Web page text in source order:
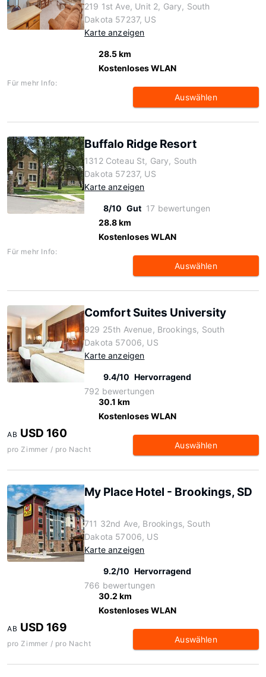
219 1st Ave, Unit 2, Gary, South
Dakota 57237, US
Karte anzeigen
28.5 km
Kostenloses WLAN
Für mehr Info:
Auswählen
Buffalo Ridge Resort
1312 Coteau St, Gary, South
Dakota 57237, US
Karte anzeigen
8/10 Gut 17 bewertungen
28.8 km
Kostenloses WLAN
Für mehr Info:
Auswählen
Comfort Suites University
929 25th Avenue, Brookings, South
Dakota 57006, US
Karte anzeigen
9.4/10 Hervorragend
792 bewertungen
30.1 km
Kostenloses WLAN
AB USD 160
pro Zimmer / pro Nacht Auswählen
My Place Hotel - Brookings, SD
711 32nd Ave, Brookings, South
Dakota 57006, US
Karte anzeigen
9.2/10 Hervorragend
766 bewertungen
30.2 km
Kostenloses WLAN
AB USD 169
pro Zimmer / pro Nacht Auswählen